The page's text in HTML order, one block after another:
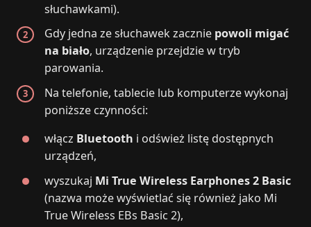
słuchawkami).
Gdy jedna ze słuchawek zacznie powoli migać
na biało, urządzenie przejdzie w tryb
parowania.
Na telefonie, tablecie lub komputerze wykonaj
poniższe czynności:
włącz Bluetooth i odśwież listę dostępnych
urządzeń,
wyszukaj Mi True Wireless Earphones 2 Basic
(nazwa może wyświetlać się również jako Mi
True Wireless EBs Basic 2),